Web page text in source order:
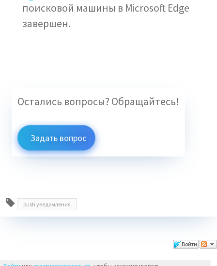
поисковой машины в Microsoft Edge
завершен.
Остались вопросы? Обращайтесь!
Задать вопрос
push уведомления
Войти